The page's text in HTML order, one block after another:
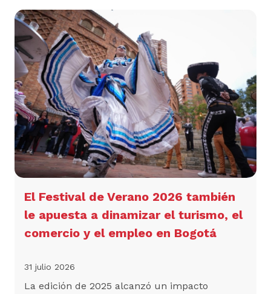
El Festival de Verano 2026 también
le apuesta a dinamizar el turismo, el
comercio y el empleo en Bogotá
31 julio 2026
La edición de 2025 alcanzó un impacto